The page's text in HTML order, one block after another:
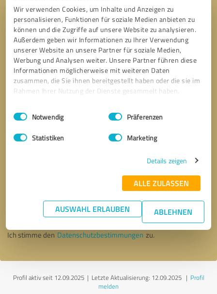
Wir verwenden Cookies, um Inhalte und Anzeigen zu
personalisieren, Funktionen für soziale Medien anbieten zu
können und die Zugriffe auf unsere Website zu analysieren.
Außerdem geben wir Informationen zu Ihrer Verwendung
unserer Website an unsere Partner für soziale Medien,
Werbung und Analysen weiter. Unsere Partner führen diese
Informationen möglicherweise mit weiteren Daten
zusammen, die Sie ihnen bereitgestellt haben oder die sie im
Rahmen Ihrer Nutzung der Dienste gesammelt haben.
Impressum Datenschutzbestimmungen
Einwilligungsauswahl
Notwendig Präferenzen
Statistiken Marketing
Details zeigen
ALLE ZULASSEN
AUSWAHL ERLAUBEN ABLEHNEN
* Erforderliche Angaben
Nachricht senden
Ich stimme den Datenschutzbestimmungen zu.
Profil aktiv seit 12.09.2025 | Letzte Aktualisierung: 12.09.2025| Profil
melden